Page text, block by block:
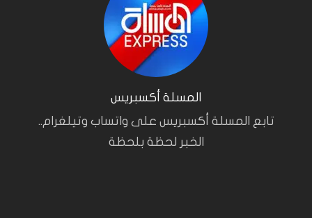
المسلة أكسبريس
تابع المسلة أكسبريس على واتساب وتيلغرام..
الخبر لحظة بلحظة